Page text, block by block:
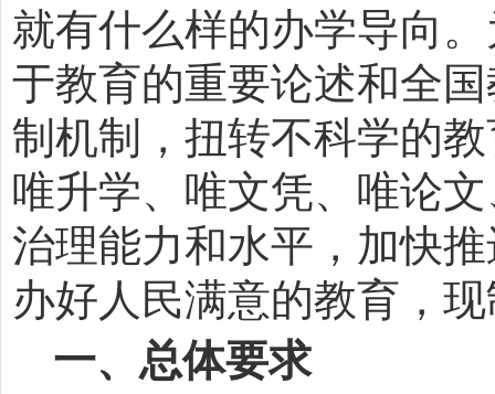
就有什么样的办学导向
于教育的重要论述和全
制机制，扭转不科学的
唯升学、唯文凭、唯论
治理能力和水平，加快
办好人民满意的教育，
一、总体要求